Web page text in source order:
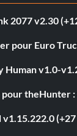
2077 v2.30
pour Euro
Human v1.0-
pour theHunter